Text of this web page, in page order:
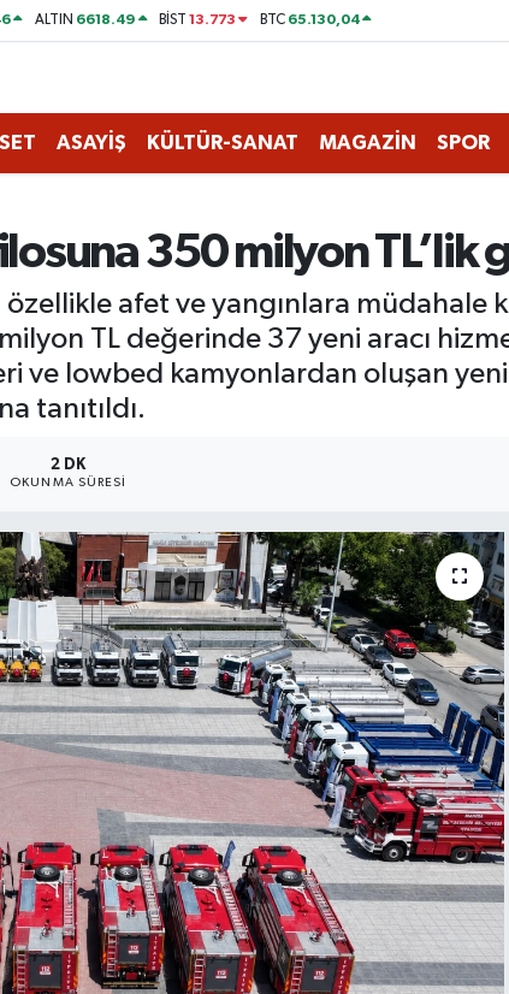
ALTIN 6618.49 BİST13.773 BTC 65.130,04
ASAYİŞ KÜLTÜR-SANAT MAGAZİN SPOR
350 milyon TL’lik
afet ve yangınlara müdahale
TL değerinde 37 yeni aracı
ve lowbed kamyonlardan oluşan
tanıtıldı.
2 DK
OKUNMA SÜRESI